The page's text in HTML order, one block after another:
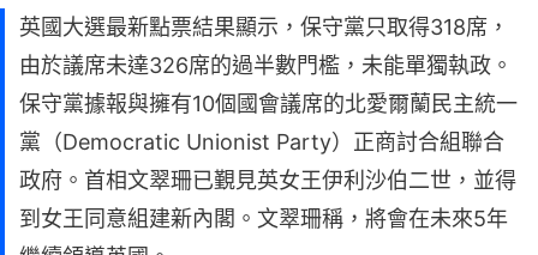
英國大選最新點票結果顯示，保守黨只取得318席，
由於議席未達326席的過半數門檻，未能單獨執政。
保守黨據報與擁有10個國會議席的北愛爾蘭民主統一
黨（Democratic Unionist Party）正商討合組聯合
政府。首相文翠珊已覲見英女王伊利沙伯二世，並得
到女王同意組建新內閣。文翠珊稱，將會在未來5年